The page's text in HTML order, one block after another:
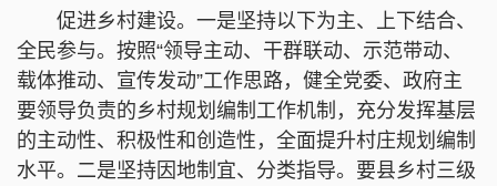
促进乡村建设。一是坚持以下为主、上下结合、
全民参与。按照“领导主动、干群联动、示范带动、
载体推动、宣传发动”工作思路，健全党委、政府主
要领导负责的乡村规划编制工作机制，充分发挥基层
的主动性、积极性和创造性，全面提升村庄规划编制
水平。二是坚持因地制宜、分类指导。要县乡村三级